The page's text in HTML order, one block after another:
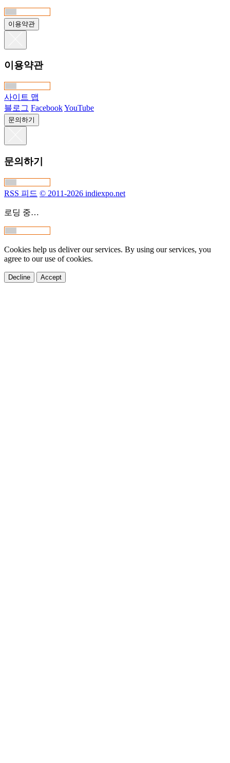
이용약관
이용약관
사이트 맵
블로그 FacebookYouTube
문의하기
문의하기
RSS 피드 © 2011-2026 indiexpo.net
로딩 중…
Cookies help us deliver our services. By using our services, you
agree to our use of cookies.
Decline Accept